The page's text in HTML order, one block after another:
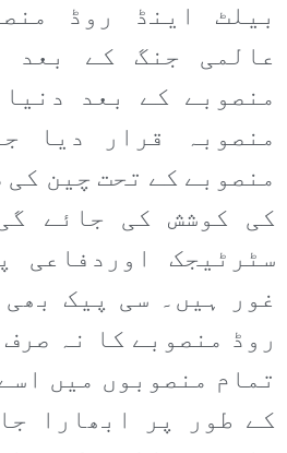
بیلٹ اینڈ روڈ
عالمی جنگ کے بعد
منصوبے کے بعد
منصوبہ قرار دیا
منصوبے کے تحت چین کی
کی کوشش کی جائے
سٹرٹیجک اوردفاعی
غور ہیں۔ سی پیک
روڈ منصوبے کا نہ
تمام منصوبوں میں
کے طور پر ابھارا